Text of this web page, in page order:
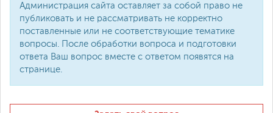
Администрация сайта оставляет за собой право не
публиковать и не рассматривать не корректно
поставленные или не соответствующие тематике
вопросы. После обработки вопроса и подготовки
ответа Ваш вопрос вместе с ответом появятся на
странице.